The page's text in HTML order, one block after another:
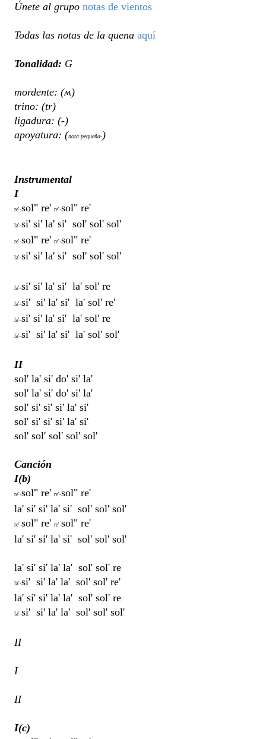
Únete al grupo notas de vientos
Todas las notas de la quena aquí
Tonalidad: G
mordente: (ʍ)
trino: (tr)
ligadura: (-)
apoyatura: (nota pequeña-)
Instrumental
I
re'-sol" re' re'-sol" re'
la'-si' si' la' si' sol' sol' sol'
re'-sol" re' re'-sol" re'
la'-si' si' la' si' sol' sol' sol'
la'-si' si' la' si' la' sol' re
la'-si' si' la' si' la' sol' re'
la'-si' si' la' si' la' sol' re
la'-si' si' la' si' la' sol' sol'
II
sol' la' si' do' si' la'
sol' la' si' do' si' la'
sol' si' si' si' la' si'
sol' si' si' si' la' si'
sol' sol' sol' sol' sol'
Canción
I(b)
re'-sol" re' re'-sol" re'
la' si' si' la' si' sol' sol' sol'
re'-sol" re' re'-sol" re'
la' si' si' la' si' sol' sol' sol'
la' si' si' la' la' sol' sol' re
la'-si' si' la' la' sol' sol' re'
la' si' si' la' la' sol' sol' re
la'-si' si' la' la' sol' sol' sol'
II
I
II
I(c)